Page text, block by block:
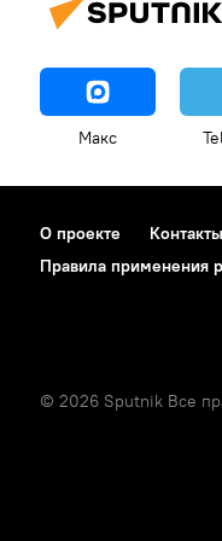
Макс
О проекте Контакты
Правила применения
© 2026 Sputnik Все